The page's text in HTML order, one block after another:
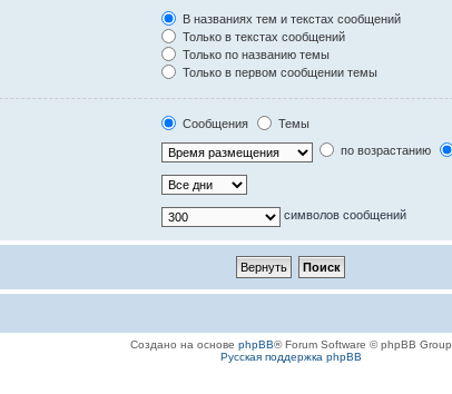
В названиях тем и текстах сообщений
Только в текстах сообщений
Только по названию темы
Только в первом сообщении темы
Сообщения
Темы
по возрастанию
символов сообщений
Создано на основе phpBB® Forum Software © phpBB Group
Русская поддержка phpBB